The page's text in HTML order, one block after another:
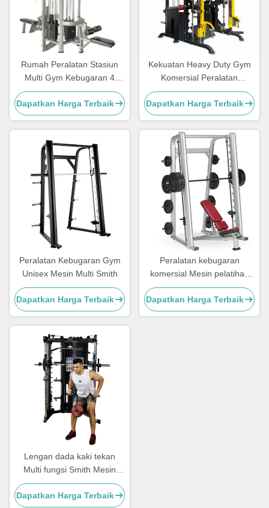
Rumah Peralatan Stasiun
Multi Gym Kebugaran 4
Stasiun Peralatan Multi Gym
Dapatkan Harga Terbaik
Kekuatan Heavy Duty Gym
Komersial Peralatan
Kebugaran Mesin Multi
Smith
Dapatkan Harga Terbaik
Peralatan Kebugaran Gym
Unisex Mesin Multi Smith
Dapatkan Harga Terbaik
Peralatan kebugaran
komersial Mesin pelatihan
kekuatan Smith Power Rack
Dapatkan Harga Terbaik
Lengan dada kaki tekan
Multi fungsi Smith Mesin
Latihan kekuatan
Dapatkan Harga Terbaik